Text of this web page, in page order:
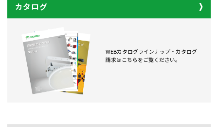
カタログ
WEBカタログラインナップ・カタログ
請求はこちらをご覧ください。